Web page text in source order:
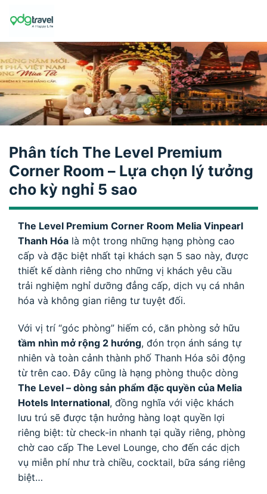
Phân tích The Level Premium
Corner Room – Lựa chọn lý tưởng
cho kỳ nghỉ 5 sao
The Level Premium Corner Room Melia Vinpearl
Thanh Hóa là một trong những hạng phòng cao
cấp và đặc biệt nhất tại khách sạn 5 sao này, được
thiết kế dành riêng cho những vị khách yêu cầu
trải nghiệm nghỉ dưỡng đẳng cấp, dịch vụ cá nhân
hóa và không gian riêng tư tuyệt đối.
Với vị trí “góc phòng” hiếm có, căn phòng sở hữu
tầm nhìn mở rộng 2 hướng, đón trọn ánh sáng tự
nhiên và toàn cảnh thành phố Thanh Hóa sôi động
từ trên cao. Đây cũng là hạng phòng thuộc dòng
The Level – dòng sản phẩm đặc quyền của Melia
Hotels International, đồng nghĩa với việc khách
lưu trú sẽ được tận hưởng hàng loạt quyền lợi
riêng biệt: từ check-in nhanh tại quầy riêng, phòng
chờ cao cấp The Level Lounge, cho đến các dịch
vụ miễn phí như trà chiều, cocktail, bữa sáng riêng
biệt…